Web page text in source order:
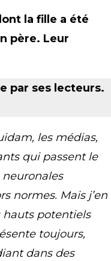
la fille a été
père. Leur
par ses lecteurs.
les médias,
qui passent le
neuronales
normes. Mais j’en
hauts potentiels
toujours,
dans des